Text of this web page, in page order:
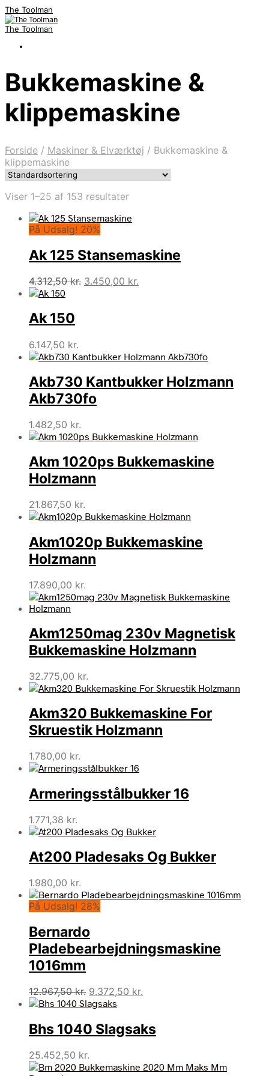
The Toolman
The Toolman
Bukkemaskine &
klippemaskine
Forside / Maskiner & Elværktøj / Bukkemaskine &
klippemaskine
Viser 1–25 af 153 resultater
På Udsalg! 20%
Ak 125 Stansemaskine
4.312,50kr. Den
3.450,00 kr.
Ak 150
6.147,50 kr.
Akb730 Kantbukker Holzmann
Akb730fo
1.482,50 kr.
Akm 1020ps Bukkemaskine
Holzmann
21.867,50 kr.
Akm1020p Bukkemaskine
Holzmann
17.890,00 kr.
Akm1250mag 230v Magnetisk
Bukkemaskine Holzmann
32.775,00 kr.
Akm320 Bukkemaskine For
Skruestik Holzmann
1.780,00 kr.
Armeringsstålbukker 16
1.771,38 kr.
At200 Pladesaks Og Bukker
1.980,00 kr.
På Udsalg! 28%
Bernardo
Pladebearbejdningsmaskine
1016mm
12.967,50kr. Den
oprindelige
var:
12.967,50 kr..
9.372,50 kr.
er:
9.372,50 kr..
Bhs 1040 Slagsaks
25.452,50 kr.